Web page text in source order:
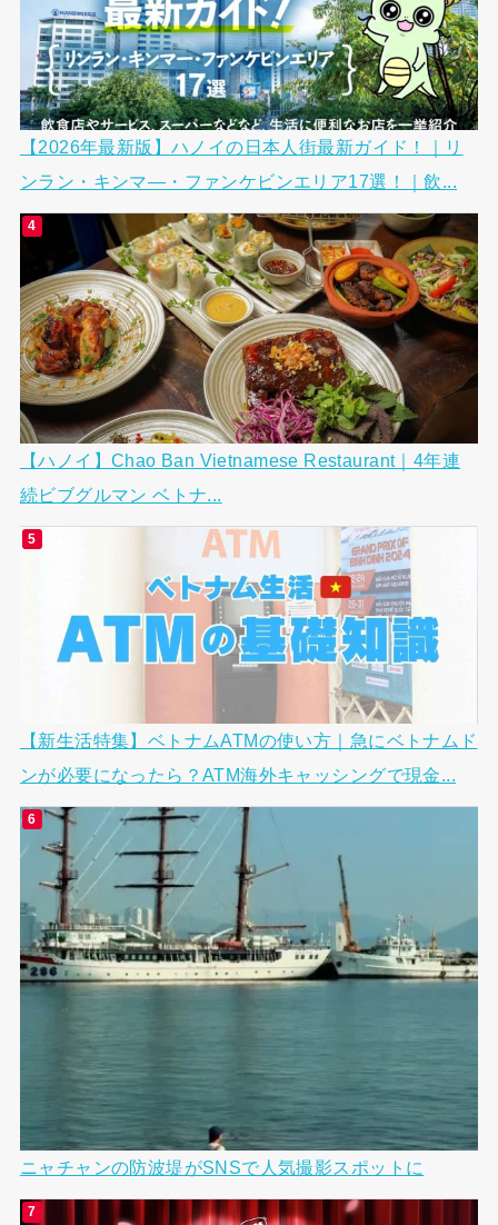
【2026年最新版】ハノイの日本人街最新ガイド！｜リ
ンラン・キンマ―・ファンケビンエリア17選！｜飲...
【ハノイ】Chao Ban Vietnamese Restaurant｜4年連
続ビブグルマン ベトナ...
【新生活特集】ベトナムATMの使い方｜急にベトナムド
ンが必要になったら？ATM海外キャッシングで現金...
ニャチャンの防波堤がSNSで人気撮影スポットに